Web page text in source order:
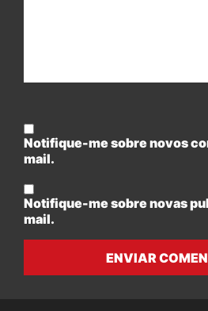
Notifique-me sobre novos
mail.
Notifique-me sobre novas
mail.
ENVIAR